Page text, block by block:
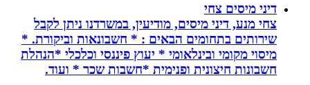
דיני מיסים צחי
צחי מנע, דיני מיסים, מודיעין, במשרדנו ניתן לקבל
שירותים בתחומים הבאים : * חשבונאות וביקורת. *
מיסוי מקומי ובינלאומי * יעוץ פיננסי וכלכלי *הנהלת
חשבונות חיצונית ופנימית *חשבות שכר * ועוד.